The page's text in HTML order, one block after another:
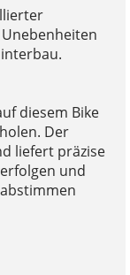
diesem Bike
Der
liefert präzise
und